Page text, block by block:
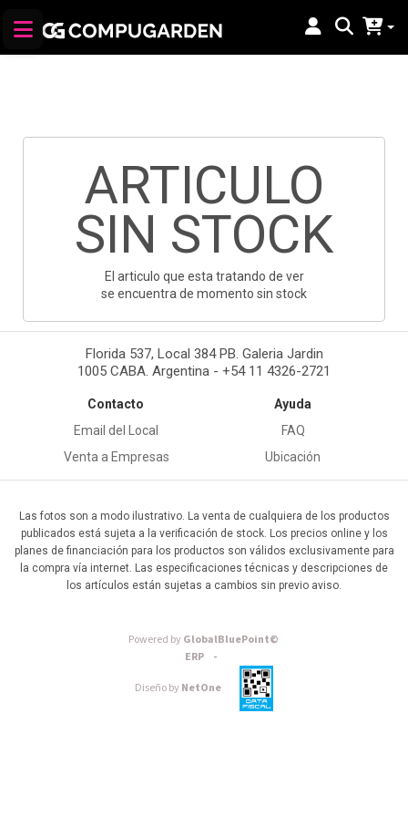
ARTICULO
SIN STOCK
El articulo que esta tratando de ver
se encuentra de momento sin stock
Florida 537, Local 384 PB. Galeria Jardin
1005 CABA. Argentina - +54 11 4326-2721
Contacto
Email del Local
Venta a Empresas
Ayuda
FAQ
Ubicación
Las fotos son a modo ilustrativo. La venta de cualquiera de los productos
publicados está sujeta a la verificación de stock. Los precios online y los
planes de financiación para los productos son válidos exclusivamente para
la compra vía internet. Las especificaciones técnicas y descripciones de
los artículos están sujetas a cambios sin previo aviso.
Powered byGlobalBluePoint©
ERP -
Diseño byNetOne